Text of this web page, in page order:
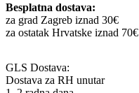
Besplatna dostava:
za grad Zagreb iznad 30€
za ostatak Hrvatske iznad 70€
GLS Dostava:
Dostava za RH unutar